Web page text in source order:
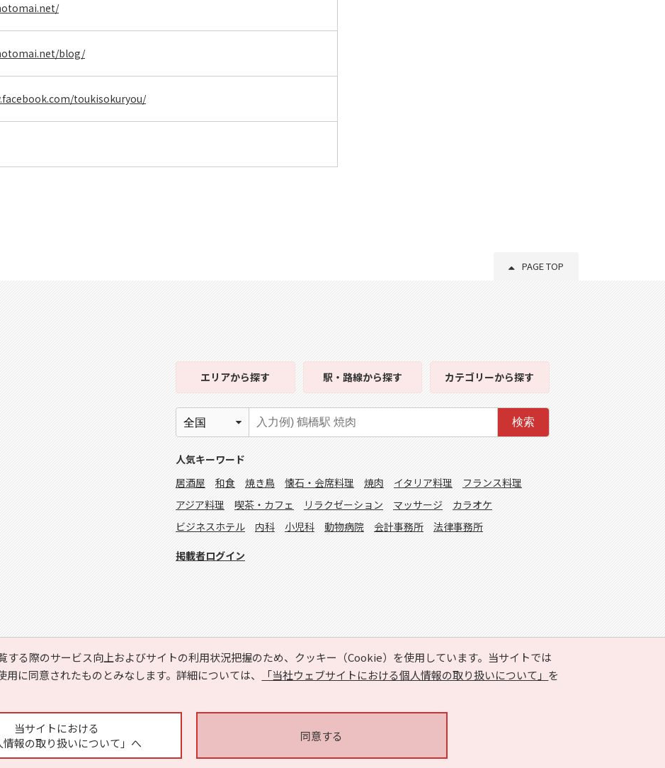
blog/
toukisokuryou/
PAGE TOP
する際のサービス向上およびサイトの利用状況把握のため、クッキー（Cookie）を使用しています。当サイトでは
に同意されたものとみなします。詳細については、
「当社ウェブサイトにおける個人情報の取り扱いについて」 を
当サイトにおける
情報の取り扱いについて」へ
同意する
エリアから探す 駅・路線から探す カテゴリーから探す
検索
人気キーワード
居酒屋
和食 焼き鳥 懐石・会席料理 焼肉 イタリア料理
フランス料理
アジア料理
喫茶・カフェ リラクゼーション マッサージ
カラオケ
ビジネスホテル
内科 小児科 動物病院 会計事務所 法律事務所
掲載者ログイン
Copyright © HYOJITO.Co.,Ltd. All Rights Reserved.